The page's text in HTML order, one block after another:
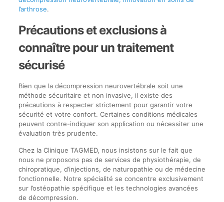
l’arthrose.
Précautions et exclusions à
connaître pour un traitement
sécurisé
Bien que la décompression neurovertébrale soit une
méthode sécuritaire et non invasive, il existe des
précautions à respecter strictement pour garantir votre
sécurité et votre confort. Certaines conditions médicales
peuvent contre-indiquer son application ou nécessiter une
évaluation très prudente.
Chez la Clinique TAGMED, nous insistons sur le fait que
nous ne proposons pas de services de physiothérapie, de
chiropratique, d’injections, de naturopathie ou de médecine
fonctionnelle. Notre spécialité se concentre exclusivement
sur l’ostéopathie spécifique et les technologies avancées
de décompression.